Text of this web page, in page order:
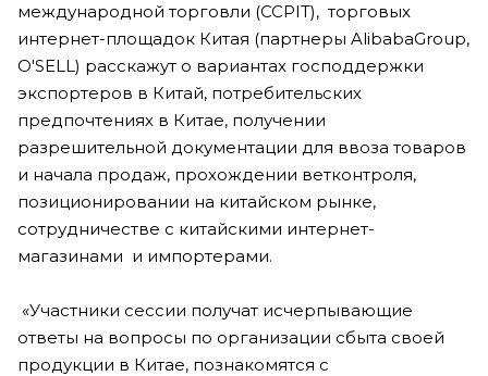
международной торговли (CCPIT), торговых
интернет-площадок Китая (партнеры AlibabaGroup,
O'SELL) расскажут о вариантах господдержки
экспортеров в Китай, потребительских
предпочтениях в Китае, получении
разрешительной документации для ввоза товаров
и начала продаж, прохождении ветконтроля,
позиционировании на китайском рынке,
сотрудничестве с китайскими интернет-
магазинами и импортерами.
«Участники сессии получат исчерпывающие
ответы на вопросы по организации сбыта своей
продукции в Китае, познакомятся с